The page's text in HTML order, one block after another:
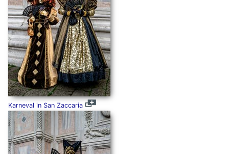
Karneval in San Zaccaria